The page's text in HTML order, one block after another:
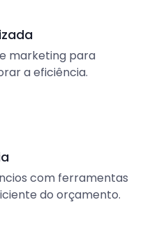
marketing para
a eficiência.
com ferramentas
do orçamento.